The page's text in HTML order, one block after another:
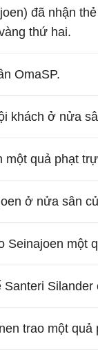
đã nhận
thứ hai.
OmaSP.
khách ở nửa
một quả phạt
ở nửa sân
Seinajoen một
Silander
trao một quả